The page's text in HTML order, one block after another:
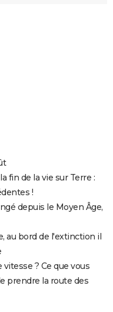
fin de la vie sur Terre :
!
depuis le Moyen Âge,
au bord de l'extinction il
? Ce que vous
prendre la route des